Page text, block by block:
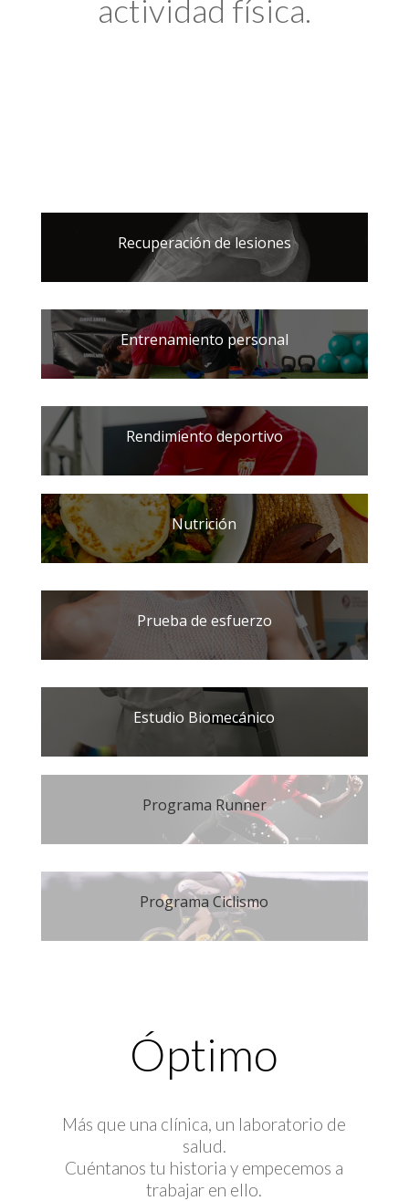
actividad física.
Recuperación de lesiones
Entrenamiento personal
Rendimiento deportivo
Nutrición
Prueba de esfuerzo
Estudio Biomecánico
Programa Runner
Programa Ciclismo
Óptimo
Más que una clínica, un laboratorio de
salud.
Cuéntanos tu historia y empecemos a
trabajar en ello.